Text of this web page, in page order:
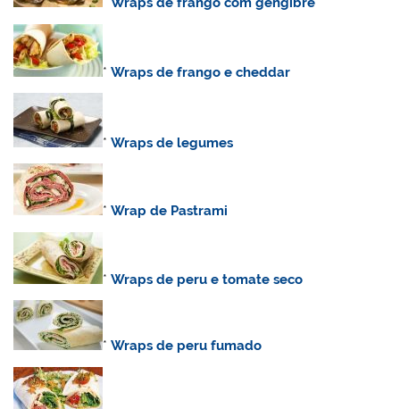
*Wraps de frango e cheddar
*Wraps de legumes
*Wrap de Pastrami
*Wraps de peru e tomate seco
*Wraps de peru fumado